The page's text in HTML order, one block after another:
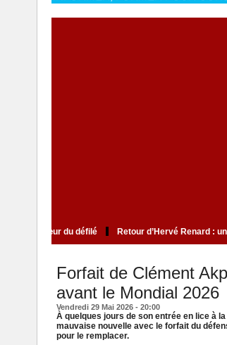
qui cultive le mystère au cœur du défilé Retour
Forfait de Clément
avant le Mondial 2026
Vendredi 29 Mai 2026 - 20:00
À quelques jours de son entrée en lice à
mauvaise nouvelle avec le forfait du
pour le remplacer.